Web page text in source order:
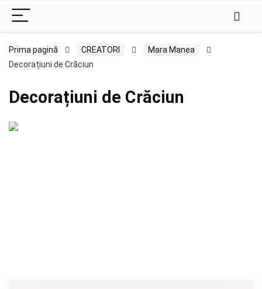
Prima pagină CREATORI
Mara Manea
Decorațiuni de Crăciun
Decorațiuni de Crăciun